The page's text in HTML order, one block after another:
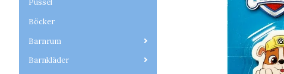
Pussel
Böcker
Barnrum
Barnkläder